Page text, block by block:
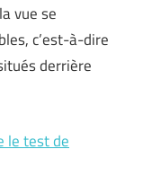
vue se
c’est-à-dire
derrière
le test de